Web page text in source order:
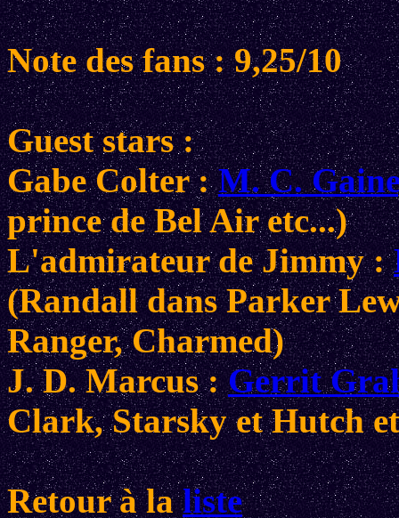
Note des fans : 9,25/10
Guest stars :
Gabe Colter :M. C.
prince de Bel Air etc...)
L'admirateur de Jimmy :
(Randall dans Parker
Ranger, Charmed)
J. D. Marcus :Gerrit
Clark, Starsky et Hutch
Retour à laliste